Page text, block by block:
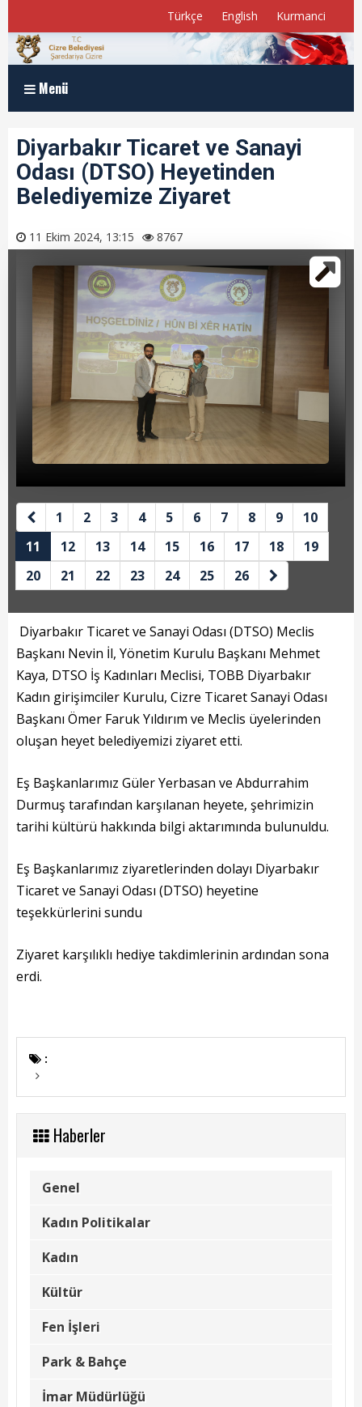
Türkçe English Kurmanci
Menü
Anasayfa
Kurumsal
Müdürlükler
Program ve Raporlar
Meclis Üyelerimiz
E-Belediye
Beyan Bilgileri
Borç Bilgileri
Tahakkuk Bilgileri
Tahsilat Bilgileri
Online Ödeme
Sicil Kodu ile Tahsilat
Sicil Arama
Şikayet Bildirim Formu
Şikayet Takip Formu
Başkan
Başkanın Özgeçmişi
Başkanın Albümü
Başkana Mesaj
Projeler
Tamamlanan Projeler
Devam Eden Projeler
Planlanan Projeler
Genel
Kadın Politikalar
Kadın
Diyarbakır Ticaret ve Sanayi
Odası (DTSO) Heyetinden
Belediyemize Ziyaret
11 Ekim 2024, 13:15 8767
1 2 3 4 5 6 7 8 9
10
11
12 13 14 15 16 17 18
19
20
21 22 23 24 25 26
Diyarbakır Ticaret ve Sanayi Odası (DTSO) Meclis
Başkanı Nevin İl, Yönetim Kurulu Başkanı Mehmet
Kaya, DTSO İş Kadınları Meclisi, TOBB Diyarbakır
Kadın girişimciler Kurulu, Cizre Ticaret Sanayi Odası
Başkanı Ömer Faruk Yıldırım ve Meclis üyelerinden
oluşan heyet belediyemizi ziyaret etti.
Eş Başkanlarımız Güler Yerbasan ve Abdurrahim
Durmuş tarafından karşılanan heyete, şehrimizin
tarihi kültürü hakkında bilgi aktarımında bulunuldu.
Eş Başkanlarımız ziyaretlerinden dolayı Diyarbakır
Ticaret ve Sanayi Odası (DTSO) heyetine
teşekkürlerini sundu
Ziyaret karşılıklı hediye takdimlerinin ardından sona
erdi.
:
Haberler
Genel
Kadın Politikalar
Kadın
Kültür
Fen İşleri
Park & Bahçe
İmar Müdürlüğü